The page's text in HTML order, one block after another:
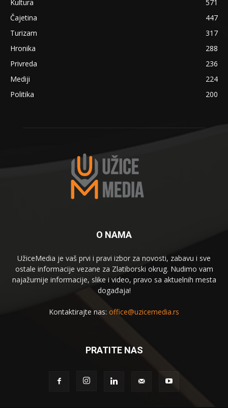
Kultura
571
Čajetina
447
Turizam
317
Hronika
288
Privreda
236
Mediji
224
Politika
200
O NAMA
UžiceMedia je vaš prvi i pravi izbor za novosti, zabavu i sve
ostale informacije vezane za Zlatiborski okrug. Nudimo vam
najažurnije informacije, slike i video, pravo sa aktuelnih mesta
događaja!
Kontaktirajte nas: office@uzicemedia.rs
PRATITE NAS